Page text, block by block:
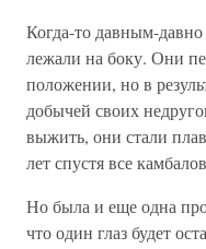
Когда-то давным-
лежали на боку. Они
положении, но в
добычей своих
выжить, они стали
лет спустя все
Но была и еще одна
что один глаз будет